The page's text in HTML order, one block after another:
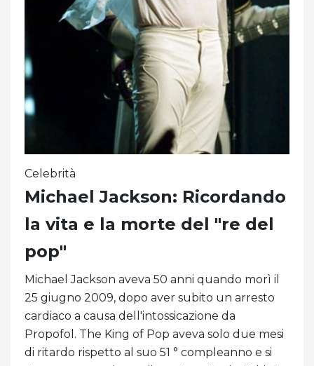
Celebrità
Michael Jackson: Ricordando
la vita e la morte del "re del
pop"
Michael Jackson aveva 50 anni quando morì il
25 giugno 2009, dopo aver subito un arresto
cardiaco a causa dell'intossicazione da
Propofol. The King of Pop aveva solo due mesi
di ritardo rispetto al suo 51 ° compleanno e si